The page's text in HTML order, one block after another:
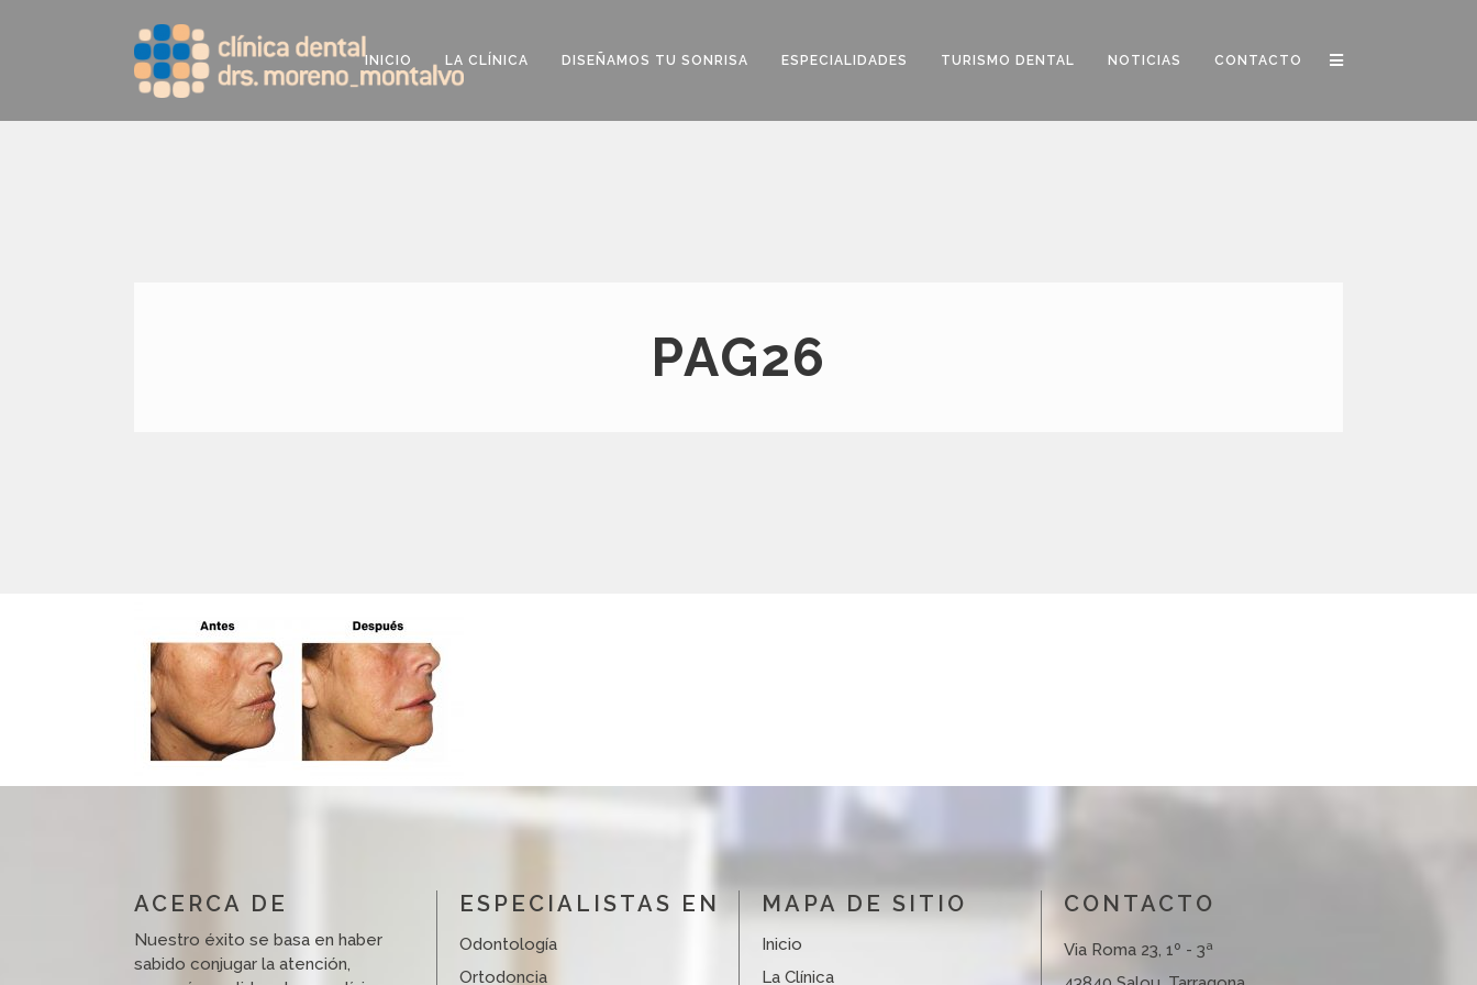
INICIO LA CLÍNICA DISEÑAMOS TU SONRISA ESPECIALIDADES TURISMO DENTAL NOTICIAS CONTACTO
PAG26
ACERCA DE
Nuestro éxito se basa en haber
sabido conjugar la atención,
ESPECIALISTAS EN
Odontología
Ortodoncia
MAPA DE SITIO
Inicio
La Clínica
CONTACTO
Via Roma 23, 1º - 3ª